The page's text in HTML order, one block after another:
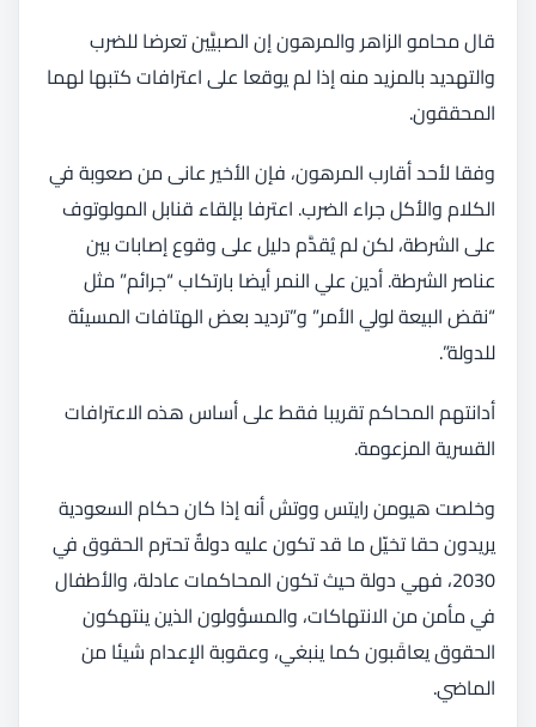
قال محامو الزاهر والمرهون إن الصبيَّين تعرضا للضرب
والتهديد بالمزيد منه إذا لم يوقعا على اعترافات كتبها لهما
المحققون.
وفقا لأحد أقارب المرهون، فإن الأخير عانى من صعوبة في
الكلام والأكل جراء الضرب. اعترفا بإلقاء قنابل المولوتوف
على الشرطة، لكن لم يُقدَّم دليل على وقوع إصابات بين
عناصر الشرطة. أدين علي النمر أيضا بارتكاب “جرائم” مثل
“نقض البيعة لولي الأمر” و”ترديد بعض الهتافات المسيئة
للدولة”.
أدانتهم المحاكم تقريبا فقط على أساس هذه الاعترافات
القسرية المزعومة.
وخلصت هيومن رايتس ووتش أنه إذا كان حكام السعودية
يريدون حقا تخيّل ما قد تكون عليه دولةٌ تحترم الحقوق في
2030، فهي دولة حيث تكون المحاكمات عادلة، والأطفال
في مأمن من الانتهاكات، والمسؤولون الذين ينتهكون
الحقوق يعاقَبون كما ينبغي، وعقوبة الإعدام شيئا من
الماضي.